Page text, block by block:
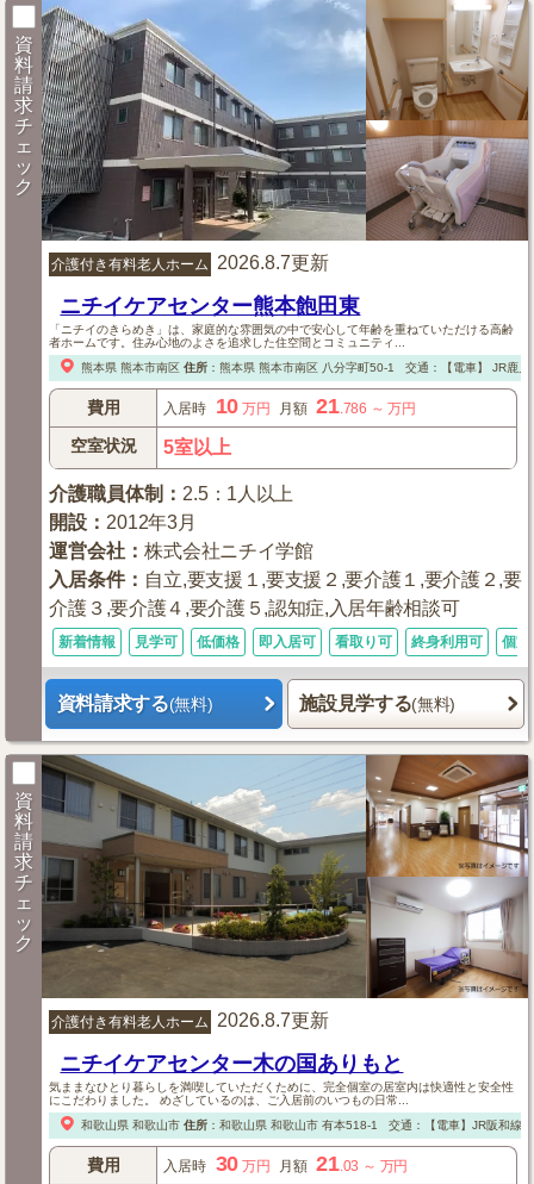
資
料
請
求
チ
ェ
ッ
ク
介護付き有料老人ホーム 2026.8.7更新
ニチイケアセンター熊本飽田東
「ニチイのきらめき」は、家庭的な雰囲気の中で安心して年齢を重ねていただける高齢
者ホームです。住み心地のよさを追求した住空間とコミュニティ...
熊本県 熊本市南区 住所： 熊本県 熊本市南区八分字町50-1 交通：【電車】 JR鹿児
費用 入居時 10 万円 月額 21.786 ～万円
空室状況 5室以上
介護職員体制 ： 2.5：1人以上
開設 ： 2012年3月
運営会社 ：株式会社ニチイ学館
入居条件： 自立,要支援１,要支援２,要介護１,要介護２,要
介護３,要介護４,要介護５,認知症,入居年齢相談可
新着情報 見学可 低価格 即入居可 看取り可 終身利用可 個室
資料請求する(無料) 施設見学する(無料)
資
料
請
求
チ
ェ
ッ
ク
介護付き有料老人ホーム 2026.8.7更新
ニチイケアセンター木の国ありもと
気ままなひとり暮らしを満喫していただくために、完全個室の居室内は快適性と安全性
にこだわりました。 めざしているのは、ご入居前のいつもの日常...
和歌山県 和歌山市 住所： 和歌山県 和歌山市有本518-1 交通：【電車】JR阪和線
費用 入居時 30 万円 月額 21.03 ～ 万円